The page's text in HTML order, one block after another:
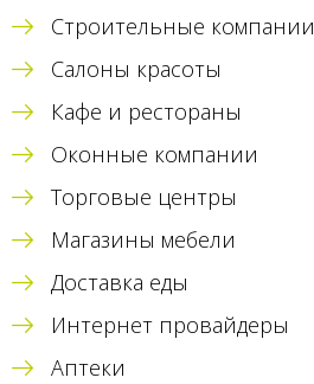
Строительные компании
Салоны красоты
Кафе и рестораны
Оконные компании
Торговые центры
Магазины мебели
Доставка еды
Интернет провайдеры
Аптеки